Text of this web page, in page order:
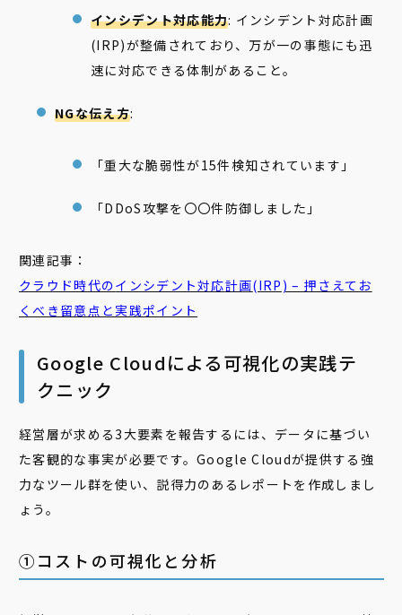
インシデント対応能力: インシデント対応計画
(IRP)が整備されており、万が一の事態にも迅
速に対応できる体制があること。
NGな伝え方:
「重大な脆弱性が15件検知されています」
「DDoS攻撃を〇〇件防御しました」
関連記事：
クラウド時代のインシデント対応計画(IRP) – 押さえてお
くべき留意点と実践ポイント
Google Cloudによる可視化の実践テ
クニック
経営層が求める3大要素を報告するには、データに基づい
た客観的な事実が必要です。Google Cloudが提供する強
力なツール群を使い、説得力のあるレポートを作成しまし
ょう。
①コストの可視化と分析